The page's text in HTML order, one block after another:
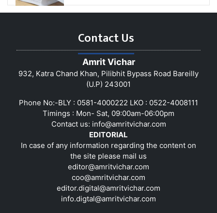
Contact Us
Amrit Vichar
932, Katra Chand Khan, Pilibhit Bypass Road Bareilly
(U.P) 243001
Phone No:-BLY : 0581-4000222 LKO : 0522-4008111
Timings : Mon- Sat, 09:00am-06:00pm
Contact us: info@amritvichar.com
EDITORIAL
In case of any information regarding the content on
the site please mail us
editor@amritvichar.com
coo@amritvichar.com
editor.digital@amritvichar.com
info.digtal@amritvichar.com